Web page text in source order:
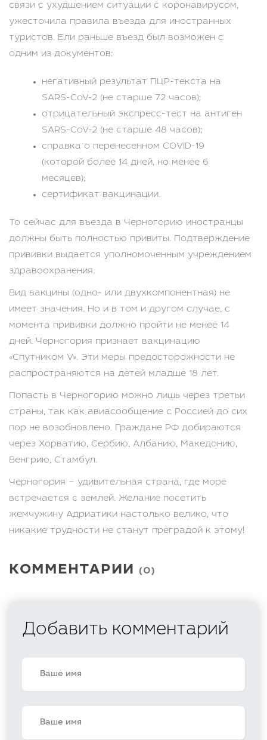
связи с ухудшением ситуации с коронавирусом,
ужесточила правила въезда для иностранных
туристов. Ели раньше въезд был возможен с
одним из документов:
негативный результат ПЦР-текста на
SARS-CoV-2 (не старше 72 часов);
отрицательный экспресс-тест на антиген
SARS-CoV-2 (не старше 48 часов);
справка о перенесенном COVID-19
(которой более 14 дней, но менее 6
месяцев);
сертификат вакцинации.
То сейчас для въезда в Черногорию иностранцы
должны быть полностью привиты. Подтверждение
прививки выдается уполномоченным учреждением
здравоохранения.
Вид вакцины (одно- или двухкомпонентная) не
имеет значения. Но и в том и другом случае, с
момента прививки должно пройти не менее 14
дней. Черногория признает вакцинацию
«Спутником V». Эти меры предосторожности не
распространяются на детей младше 18 лет.
Попасть в Черногорию можно лишь через третьи
страны, так как авиасообщение с Россией до сих
пор не возобновлено. Граждане РФ добираются
через Хорватию, Сербию, Албанию, Македонию,
Венгрию, Стамбул.
Черногория – удивительная страна, где море
встречается с землей. Желание посетить
жемчужину Адриатики настолько велико, что
никакие трудности не станут преградой к этому!
КОММЕНТАРИИ (0)
Добавить комментарий